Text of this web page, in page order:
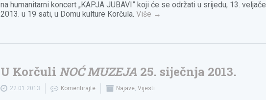
na humanitarni koncert „KAPJA JUBAVI” koji će se održati u srijedu, 13. veljače
2013. u 19 sati, u Domu kulture Korčula.Više →
U Korčuli NOĆ MUZEJA 25. siječnja 2013.
22.01.2013 Komentirajte Najave ,Vijesti